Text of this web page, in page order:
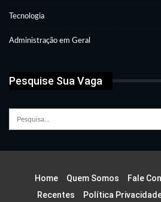
Tecnologia
Administração em Geral
Pesquise Sua Vaga
Home Quem Somos Fale
Recentes
Política